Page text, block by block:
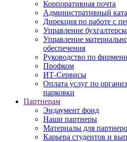
Корпоративная почта
Административный
Дирекция по работе с
Управление
Управление
обеспечения
Руководство по
Профком
ИТ-Сервисы
Оплата услуг по
парковки
Партнерам
Эндаумент фонд
Наши партнеры
Материалы для
Карьера студентов и